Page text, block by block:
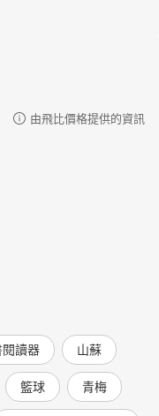
由飛比價格提供的資訊
閱讀器 山蘇
籃球 青梅